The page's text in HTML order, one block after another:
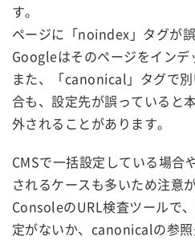
す。
ページに「noindex」タグが
Googleはそのページをインデ
また、「canonical」タグで
合も、設定先が誤っていると
外されることがあります。
CMSで一括設定している場合
されるケースも多いため注意
ConsoleのURL検査ツールで
定がないか、canonicalの参